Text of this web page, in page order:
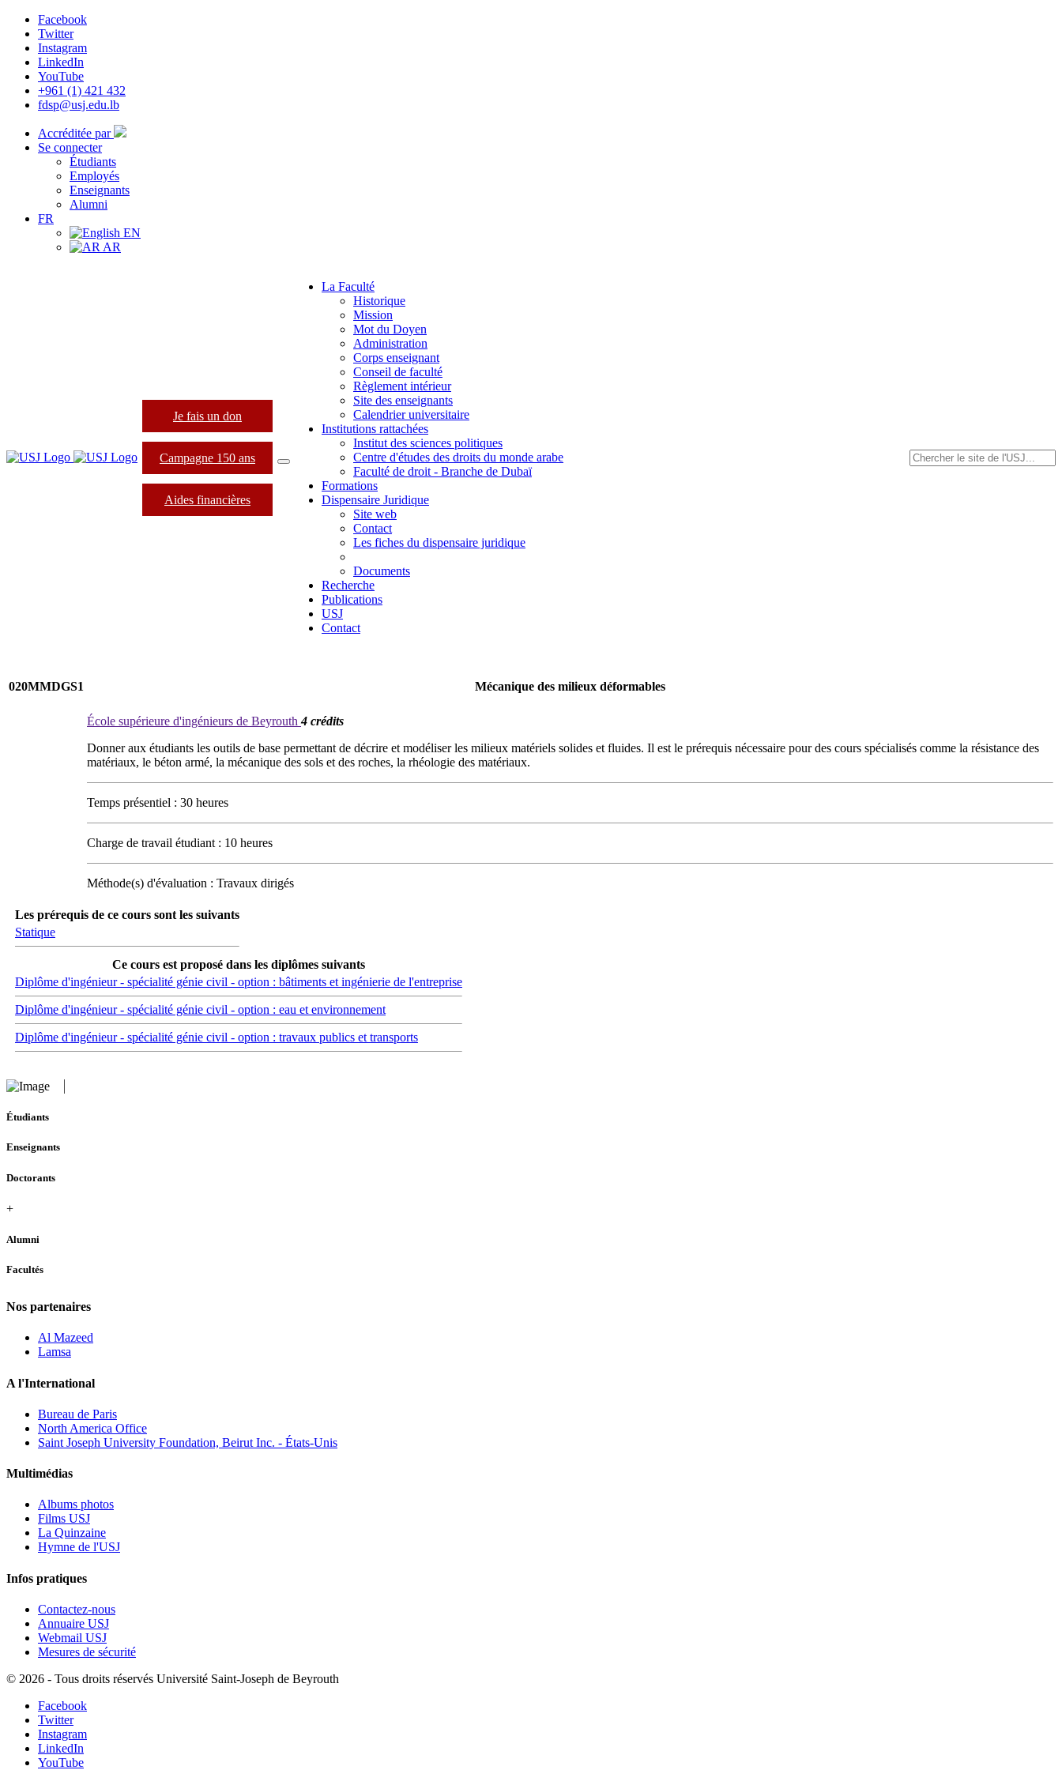
Facebook
Twitter
Instagram
LinkedIn
YouTube
+961 (1) 421 432
fdsp@usj.edu.lb
Accréditée par
Se connecter
Étudiants
Employés
Enseignants
Alumni
FR
EN
AR
Je fais un don
Campagne 150 ans
Aides financières
La Faculté
Historique
Mission
Mot du Doyen
Administration
Corps enseignant
Conseil de faculté
Règlement intérieur
Site des enseignants
Calendrier universitaire
Institutions rattachées
Institut des sciences politiques
Centre d'études des droits du monde arabe
Faculté de droit - Branche de Dubaï
Formations
Dispensaire Juridique
Site web
Contact
Les fiches du dispensaire juridique
Documents
Recherche
Publications
USJ
Contact
020MMDGS1 Mécanique des milieux déformables
École supérieure d'ingénieurs de Beyrouth4 crédits
Donner aux étudiants les outils de base permettant de décrire et modéliser les milieux matériels solides et fluides. Il est le prérequis nécessaire pour des cours spécialisés comme la résistance des
matériaux, le béton armé, la mécanique des sols et des roches, la rhéologie des matériaux.
Temps présentiel : 30 heures
Charge de travail étudiant : 10 heures
Méthode(s) d'évaluation : Travaux dirigés
Les prérequis de ce cours sont les suivants
Statique
Ce cours est proposé dans les diplômes suivants
Diplôme d'ingénieur - spécialité génie civil - option : bâtiments et ingénierie de l'entreprise
Diplôme d'ingénieur - spécialité génie civil - option : eau et environnement
Diplôme d'ingénieur - spécialité génie civil - option : travaux publics et transports
Étudiants
Enseignants
Doctorants
+
Alumni
Facultés
Nos partenaires
Al Mazeed
Lamsa
A l'International
Bureau de Paris
North America Office
Saint Joseph University Foundation, Beirut Inc. - États-Unis
Multimédias
Albums photos
Films USJ
La Quinzaine
Hymne de l'USJ
Infos pratiques
Contactez-nous
Annuaire USJ
Webmail USJ
Mesures de sécurité
© 2026 - Tous droits réservés Université Saint-Joseph de Beyrouth
Facebook
Twitter
Instagram
LinkedIn
YouTube